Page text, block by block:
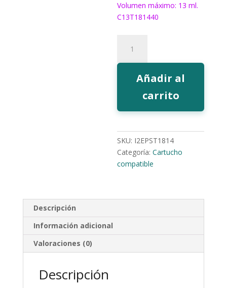
Volumen máximo: 13 ml.
C13T181440
Tinta
EcoInk
cantidad
Añadir al
carrito
SKU: I2EPST1814
Categoría:Cartucho
compatible
Descripción
Información adicional
Valoraciones (0)
Descripción